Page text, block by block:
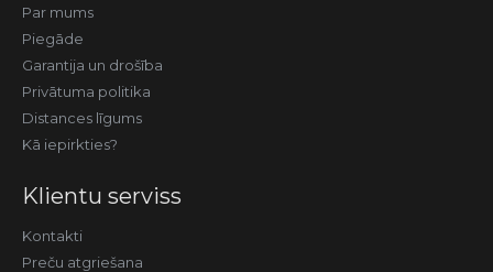
Par mums
Piegāde
Garantija un drošība
Privātuma politika
Distances līgums
Kā iepirkties?
Klientu serviss
Kontakti
Preču atgriešana